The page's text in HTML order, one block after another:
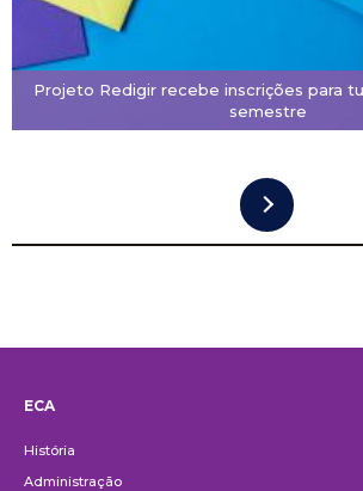
Projeto Redigir recebe inscrições para
semestre
ECA
História
Administração